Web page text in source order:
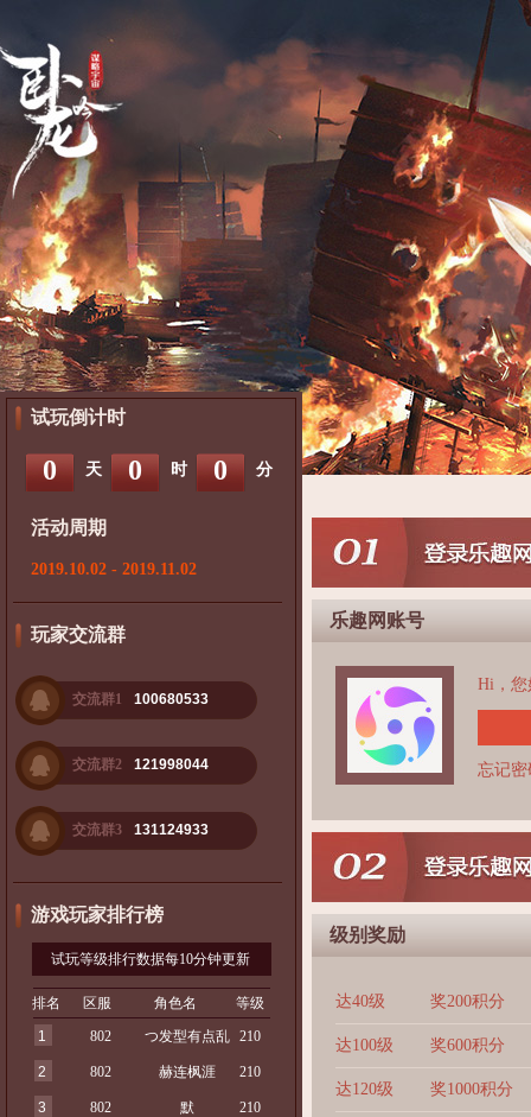
试玩倒计时
0 天 0 时 0 分
活动周期
2019.10.02 - 2019.11.02
玩家交流群
交流群1 100680533
交流群2 121998044
交流群3 131124933
游戏玩家排行榜
试玩等级排行数据每10分钟更新
排名 区服 角色名
等级
1
802 つ发型有点乱 210
2 802 赫连枫涯 210
3 802 默 210
乐趣网账号
Hi，您
忘记密
级别奖励
达40级 奖200积分
达100级 奖600积分
达120级 奖1000积分